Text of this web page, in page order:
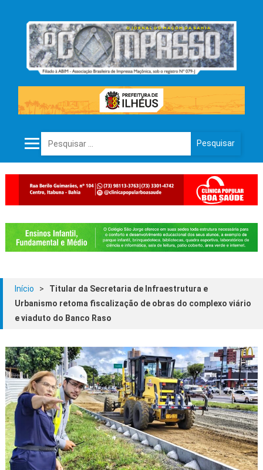
Pesquisar por:
Início >
Titular da Secretaria de Infraestrutura e
Urbanismo retoma fiscalização de obras do complexo viário
e viaduto do Banco Raso